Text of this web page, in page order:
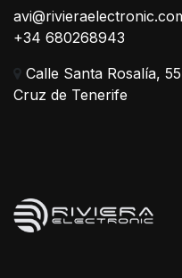
+34 680268943
Calle Santa Rosalía,
Cruz de Tenerife